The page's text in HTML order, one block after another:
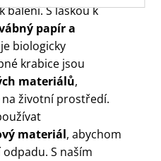
S láskou k
papír a
biologicky
krabice jsou
materiálů,
životní prostředí.
materiál, abychom
S naším